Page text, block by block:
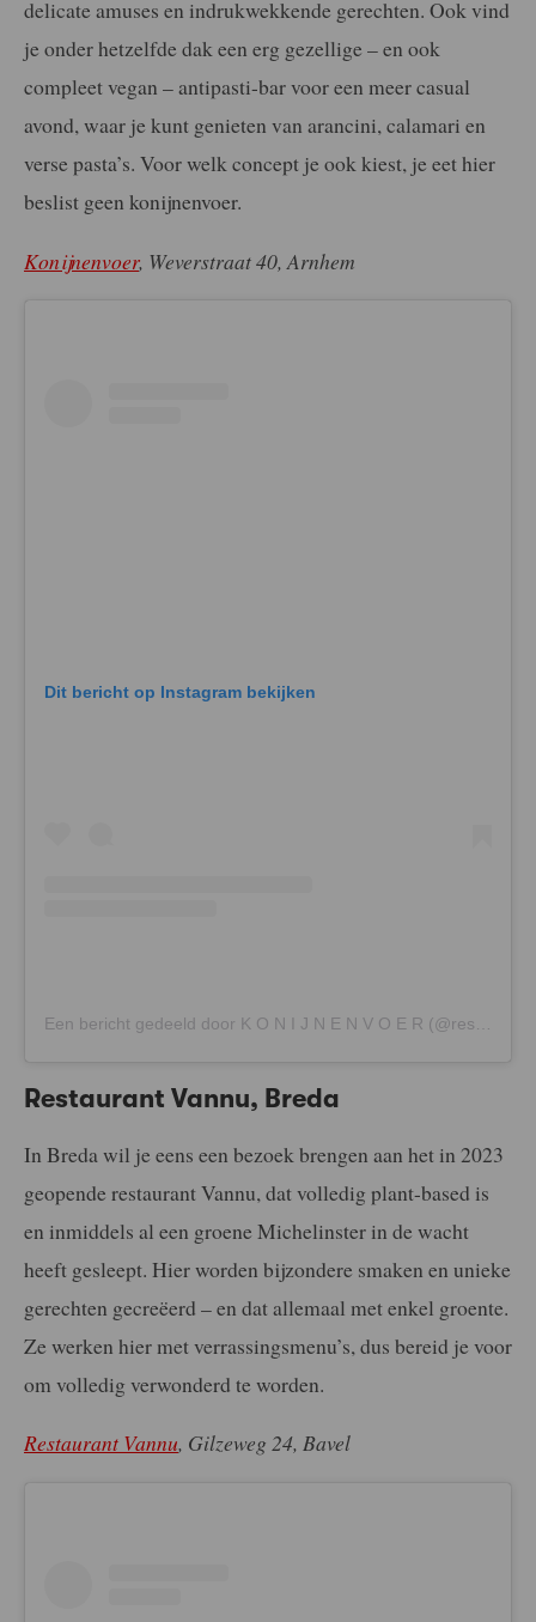
delicate amuses en indrukwekkende gerechten. Ook vind
je onder hetzelfde dak een erg gezellige – en ook
compleet vegan – antipasti-bar voor een meer casual
avond, waar je kunt genieten van arancini, calamari en
verse pasta’s. Voor welk concept je ook kiest, je eet hier
beslist geen konijnenvoer.
Konijnenvoer, Weverstraat 40, Arnhem
Dit bericht op Instagram bekijken
Een bericht gedeeld door K O N I J N E N V O E R (@restaurant.konijnenvoer)
Restaurant Vannu, Breda
In Breda wil je eens een bezoek brengen aan het in 2023
geopende restaurant Vannu, dat volledig plant-based is
en inmiddels al een groene Michelinster in de wacht
heeft gesleept. Hier worden bijzondere smaken en unieke
gerechten gecreëerd – en dat allemaal met enkel groente.
Ze werken hier met verrassingsmenu’s, dus bereid je voor
om volledig verwonderd te worden.
Restaurant Vannu, Gilzeweg 24, Bavel